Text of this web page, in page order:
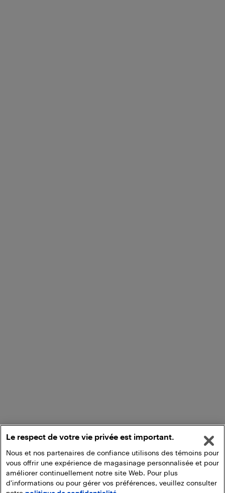
Le respect de votre vie privée est important.
Nous et nos partenaires de confiance utilisons des témoins pour
vous offrir une expérience de magasinage personnalisée et pour
améliorer continuellement notre site Web. Pour plus
d'informations ou pour gérer vos préférences, veuillez consulter